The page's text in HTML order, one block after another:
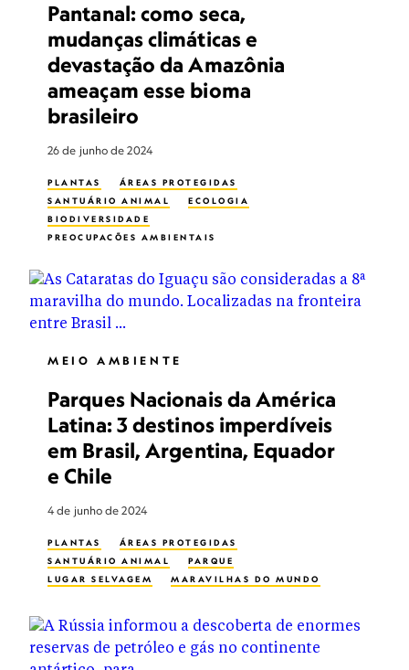
Pantanal: como seca,
mudanças climáticas e
devastação da Amazônia
ameaçam esse bioma
brasileiro
26 de junho de 2024
PLANTAS
ÁREAS PROTEGIDAS
SANTUÁRIO ANIMAL
ECOLOGIA
BIODIVERSIDADE
PREOCUPAÇÕES AMBIENTAIS
ESPÉCIE EM PERIGO
PRESERVAÇÃO DO HABITAT
RECURSOS HÍDRICOS
MEIO AMBIENTE
Parques Nacionais da América
Latina: 3 destinos imperdíveis
em Brasil, Argentina, Equador
e Chile
4 de junho de 2024
PLANTAS
ÁREAS PROTEGIDAS
SANTUÁRIO ANIMAL
PARQUE
LUGAR SELVAGEM
MARAVILHAS DO MUNDO